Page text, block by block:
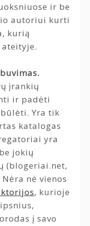
ir be
autoriui kurti
kurią
įrankių
ir padėti
Yra tik
katalogas
yra
jokių
(blogeriai.net,
Nėra nė vienos
, kurioje
į savo